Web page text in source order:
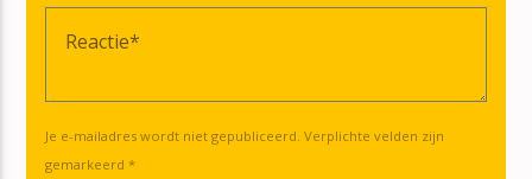
Je e-mailadres wordt niet gepubliceerd. Verplichte velden zijn
gemarkeerd *